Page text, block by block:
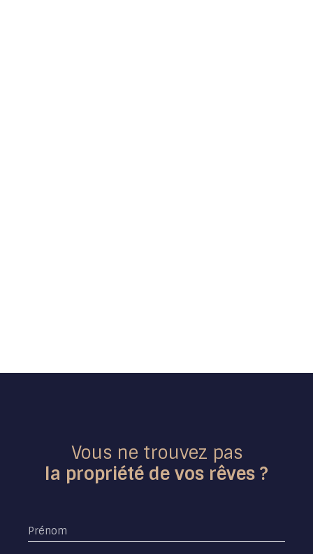
Vous ne trouvez pas
la propriété de vos rêves ?
Prénom